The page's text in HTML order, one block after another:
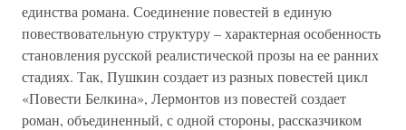
единства романа. Соединение повестей в единую
повествовательную структуру – характерная особенность
становления русской реалистической прозы на ее ранних
стадиях. Так, Пушкин создает из разных повестей цикл
«Повести Белкина», Лермонтов из повестей создает
роман, объединенный, с одной стороны, рассказчиком